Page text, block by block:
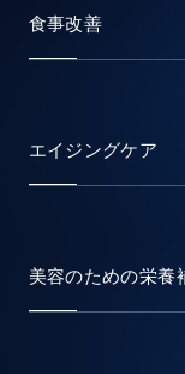
食事改善
エイジングケア
美容のための栄養